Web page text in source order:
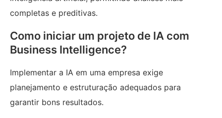
completas e preditivas.
Como iniciar um projeto de IA com
Business Intelligence?
Implementar a IA em uma empresa exige
planejamento e estruturação adequados para
garantir bons resultados.